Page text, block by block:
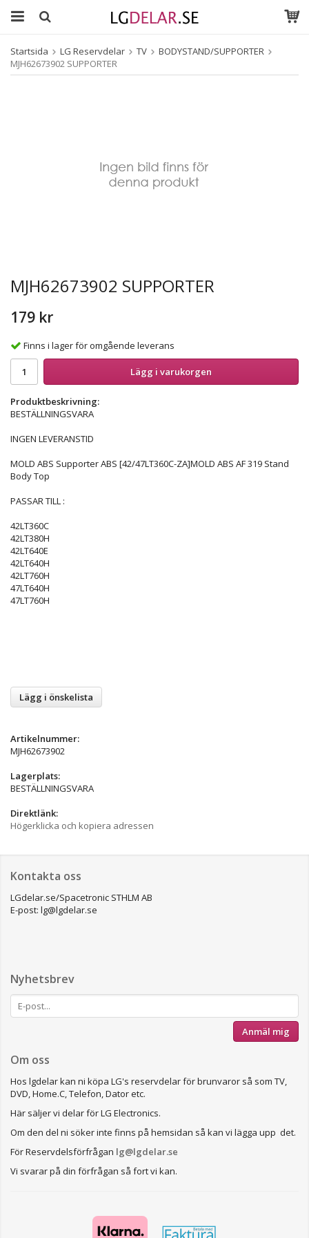
Startsida LG Reservdelar TV
BODYSTAND/SUPPORTER
MJH62673902 SUPPORTER
MJH62673902 SUPPORTER
179 kr
Finns i lager för omgående leverans
Lägg i varukorgen
Produktbeskrivning:
BESTÄLLNINGSVARA
INGEN LEVERANSTID
MOLD ABS Supporter ABS [42/47LT360C-ZA]MOLD ABS AF 319 Stand
Body Top
PASSAR TILL :
42LT360C
42LT380H
42LT640E
42LT640H
42LT760H
47LT640H
47LT760H
Lägg i önskelista
Artikelnummer:
MJH62673902
Lagerplats:
BESTÄLLNINGSVARA
Direktlänk:
Högerklicka och kopiera adressen
Kontakta oss
LGdelar.se/Spacetronic STHLM AB
E-post: lg@lgdelar.se
Nyhetsbrev
Anmäl mig
Om oss
Hos lgdelar kan ni köpa LG's reservdelar för brunvaror så som TV,
DVD, Home.C, Telefon, Dator etc.
Här säljer vi delar för LG Electronics.
Om den del ni söker inte finns på hemsidan så kan vi lägga upp det.
För Reservdelsförfrågan lg@lgdelar.se
Vi svarar på din förfrågan så fort vi kan.